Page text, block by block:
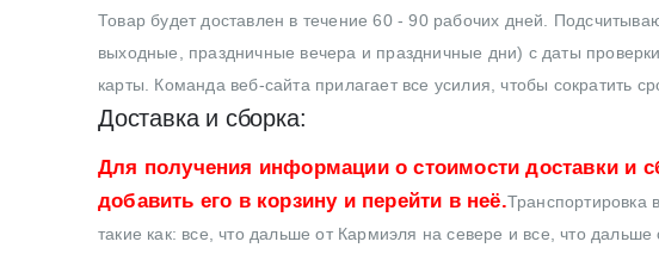
Товар будет доставлен в течение 60 - 90 рабочих дней.
выходные, праздничные вечера и праздничные дни) с даты
карты. Команда веб-сайта прилагает все усилия, чтобы сократить
Доставка и сборка:
Для получения информации о стоимости доставки и
добавить его в корзину и перейти в неё.Транспортировка
такие как: все, что дальше от Кармиэля на севере и все, что